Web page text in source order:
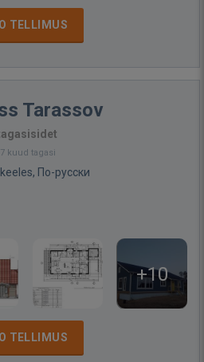
TELLIMUS
Tarassov
kuud tagasi
По-русски
+10
TELLIMUS